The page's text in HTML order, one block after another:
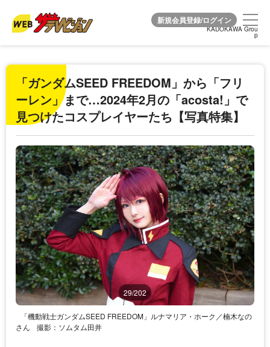
KADOKAWA Grou
p
KADOKAWA Grou
p
「ガンダムSEED FREEDOM」から「フリ
ーレン」まで…2024年2月の「acosta!」で
見つけたコスプレイヤーたち【写真特集】
29/202
「機動戦士ガンダムSEED FREEDOM」ルナマリア・ホーク／楠木なの
さん
撮影：ソムタム田井